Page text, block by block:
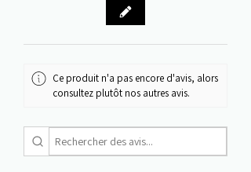
Ce produit n'a pas encore d'avis, alors
consultez plutôt nos autres avis.